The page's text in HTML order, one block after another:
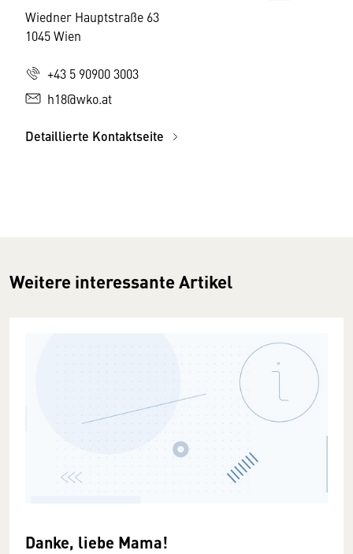
Wiedner Hauptstraße 63
1045 Wien
+43 5 90900 3003
h18@wko.at
Detaillierte Kontaktseite
Weitere interessante Artikel
Danke, liebe Mama!